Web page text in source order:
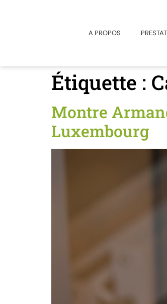
A PROPOS
Étiquette :
Montre
Luxembourg